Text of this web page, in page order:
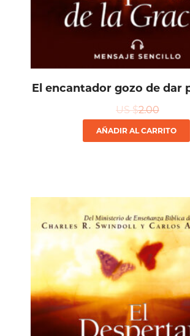
El encantador gozo de dar
US $2.00
AÑADIR AL CARRITO